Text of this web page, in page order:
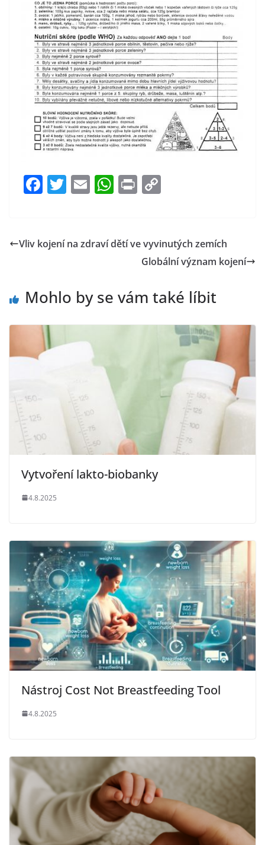
F
e
o
T
er
E
l
W
s
p
Pr
y
Li
k
Vliv kojení na zdraví dětí ve vyvinutých zemích
Globální význam kojení
Mohlo by se vám také líbit
Vytvoření lakto-biobanky
4.8.2025
Nástroj Cost Not Breastfeeding Tool
4.8.2025